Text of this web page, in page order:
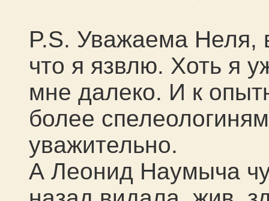
P.S. Уважаема Неля,
что я язвлю. Хоть я
мне далеко. И к
более
уважительно.
А Леонид Наумыча